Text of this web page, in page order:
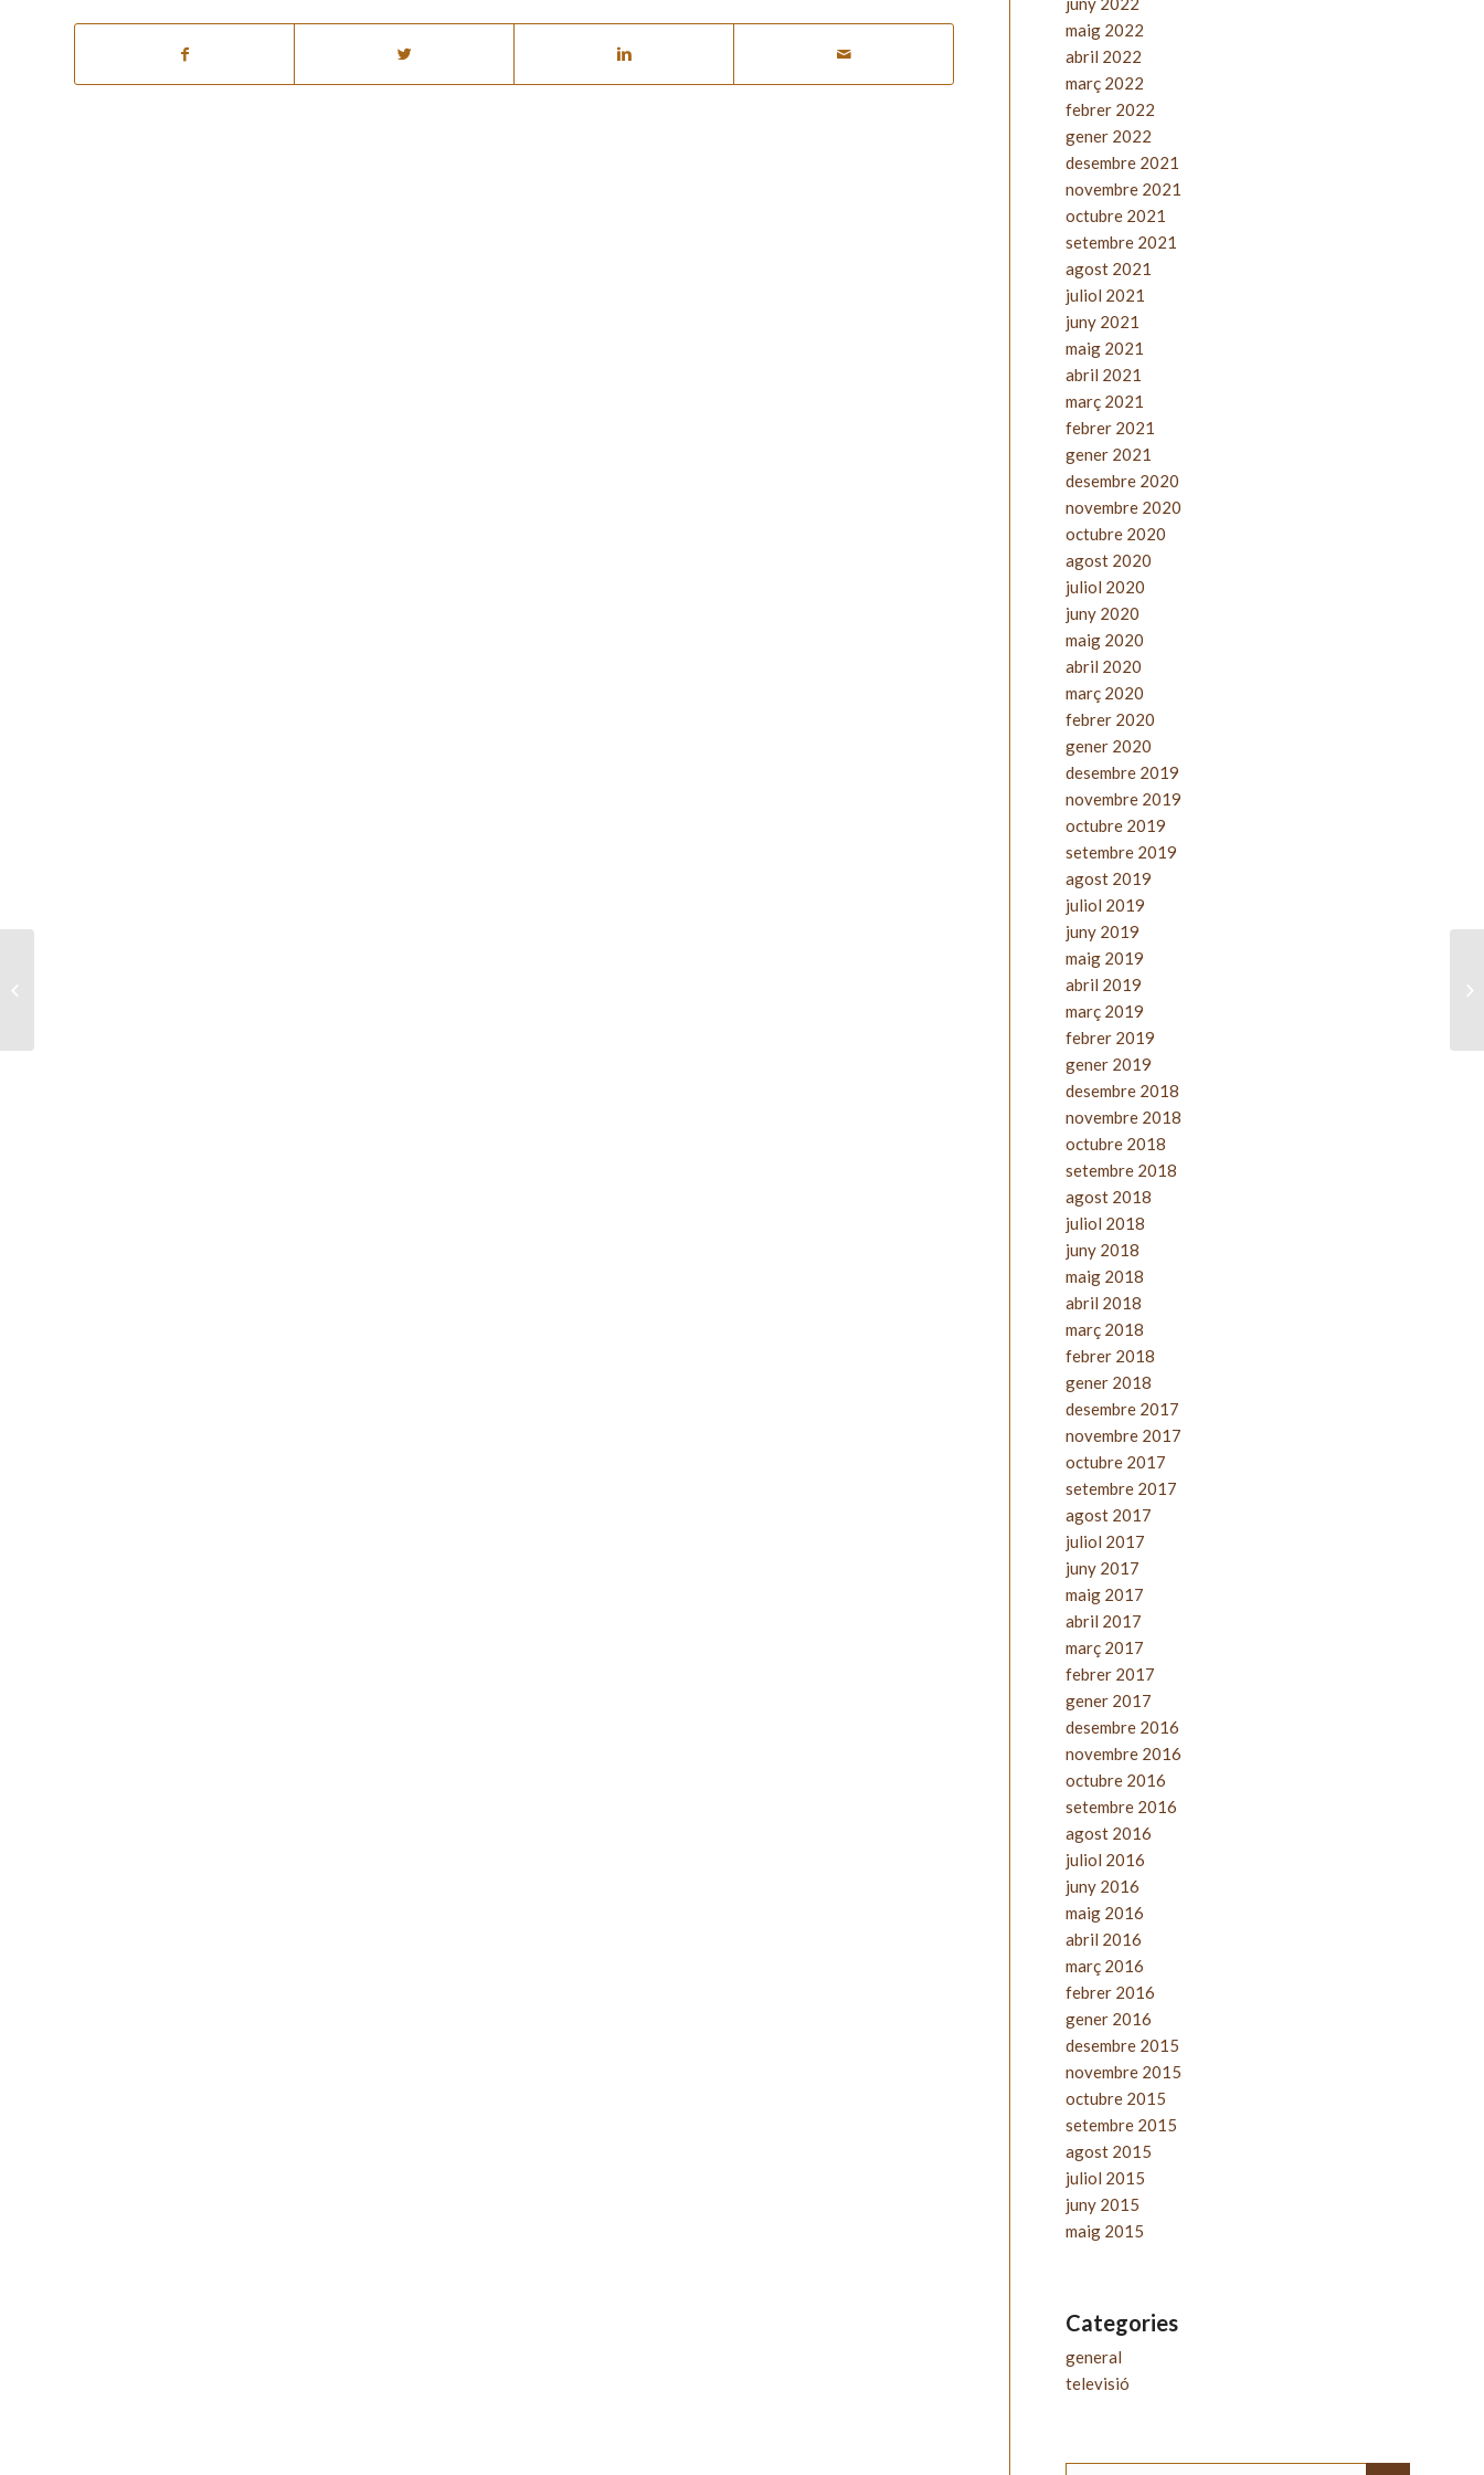
maig 2022
abril 2022
març 2022
febrer 2022
gener 2022
desembre 2021
novembre 2021
octubre 2021
setembre 2021
agost 2021
juliol 2021
juny 2021
maig 2021
abril 2021
març 2021
febrer 2021
gener 2021
desembre 2020
novembre 2020
octubre 2020
agost 2020
juliol 2020
juny 2020
maig 2020
abril 2020
març 2020
febrer 2020
gener 2020
desembre 2019
novembre 2019
octubre 2019
setembre 2019
agost 2019
juliol 2019
juny 2019
maig 2019
abril 2019
març 2019
febrer 2019
gener 2019
desembre 2018
novembre 2018
octubre 2018
setembre 2018
agost 2018
juliol 2018
juny 2018
maig 2018
abril 2018
març 2018
febrer 2018
gener 2018
desembre 2017
novembre 2017
octubre 2017
setembre 2017
agost 2017
juliol 2017
juny 2017
maig 2017
abril 2017
març 2017
febrer 2017
gener 2017
desembre 2016
novembre 2016
octubre 2016
setembre 2016
agost 2016
juliol 2016
juny 2016
maig 2016
abril 2016
març 2016
febrer 2016
gener 2016
desembre 2015
novembre 2015
octubre 2015
setembre 2015
agost 2015
juliol 2015
juny 2015
maig 2015
Categories
general
televisió